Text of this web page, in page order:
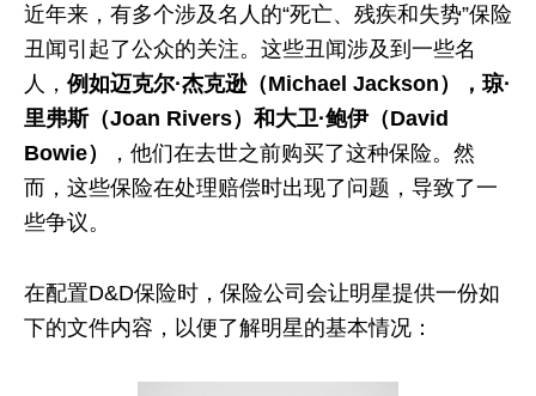
近年来，有多个涉及名人的“死亡、残疾和失势”保险
丑闻引起了公众的关注。这些丑闻涉及到一些名
人， 例如迈克尔·杰克逊（Michael Jackson），琼·
里弗斯（Joan Rivers）和大卫·鲍伊（David
Bowie）
，他们在去世之前购买了这种保险。然
而，这些保险在处理赔偿时出现了问题，导致了一
些争议。
在配置D&D保险时，保险公司会让明星提供一份如
下的文件内容，以便了解明星的基本情况：